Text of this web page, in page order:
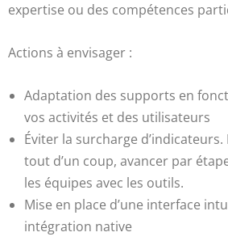
expertise ou des compétences
Actions à envisager :
Adaptation des supports en
vos activités et des utilisateurs
Éviter la surcharge
tout d’un coup, avancer par
les équipes avec les outils.
Mise en place d’une interface
intégration native